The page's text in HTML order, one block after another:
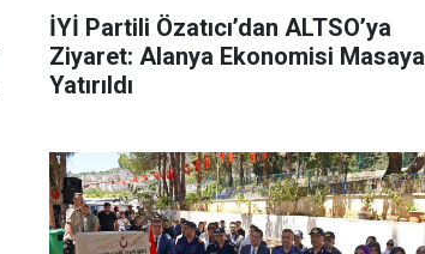
İYİ Partili Özatıcı’dan ALTSO’ya
Ziyaret: Alanya Ekonomisi Masaya
Yatırıldı